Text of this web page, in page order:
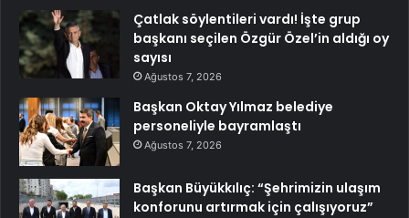
Çatlak söylentileri vardı! İşte grup
başkanı seçilen Özgür Özel’in aldığı oy
sayısı
Ağustos 7, 2026
Başkan Oktay Yılmaz belediye
personeliyle bayramlaştı
Ağustos 7, 2026
Başkan Büyükkılıç: “Şehrimizin ulaşım
konforunu artırmak için çalışıyoruz”